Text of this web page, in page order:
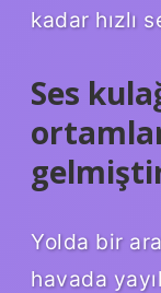
kadar hızlı
Ses
Yolda bir
havada